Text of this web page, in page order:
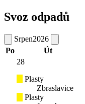
Svoz odpadů
Srpen2026
Po
Út
28
Plasty
Zbraslavice
Plasty